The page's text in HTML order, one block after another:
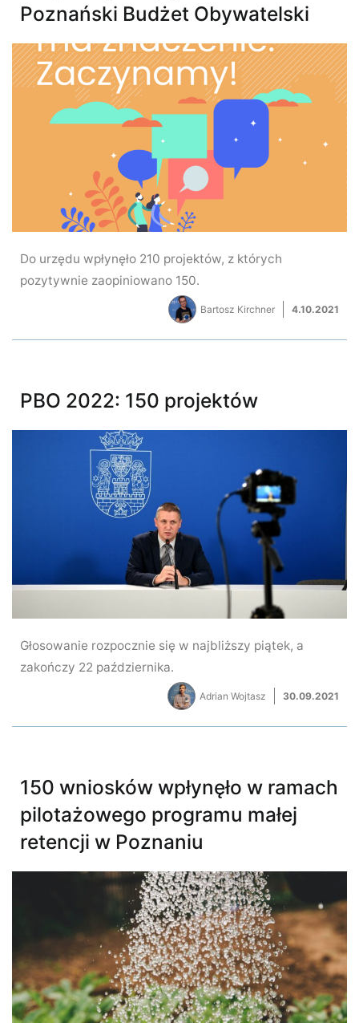
Poznański Budżet Obywatelski
Do urzędu wpłynęło 210 projektów, z których
pozytywnie zaopiniowano 150.
Bartosz Kirchner 4.10.2021
PBO 2022: 150 projektów
Głosowanie rozpocznie się w najbliższy piątek, a
zakończy 22 października.
Adrian Wojtasz 30.09.2021
150 wniosków wpłynęło w ramach
pilotażowego programu małej
retencji w Poznaniu